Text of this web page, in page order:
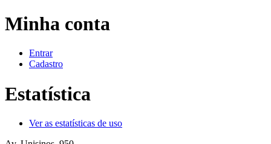
Minha conta
Entrar
Cadastro
Estatística
Ver as estatísticas de uso